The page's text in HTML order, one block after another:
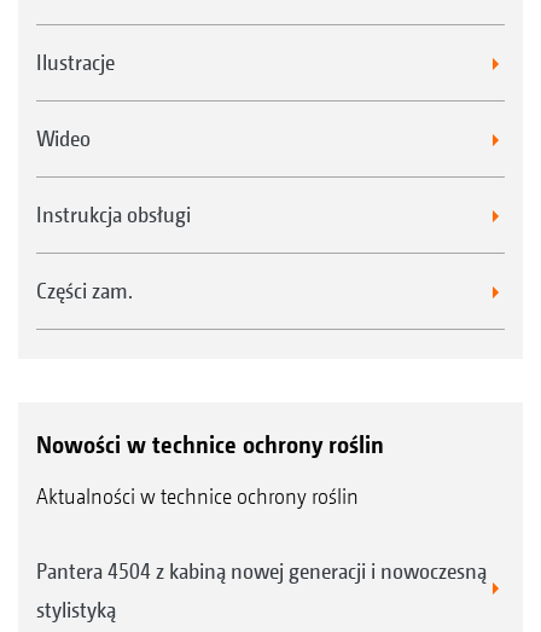
Ilustracje
Wideo
Instrukcja obsługi
Części zam.
Nowości w technice ochrony roślin
Aktualności w technice ochrony roślin
Pantera 4504 z kabiną nowej generacji i nowoczesną
stylistyką